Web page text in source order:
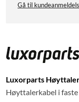
Gå til
Luxorparts
Høyttalerkabel i